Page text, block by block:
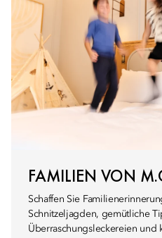
FAMILIEN VON
Schaffen Sie
Schnitzeljagden, gemütliche
Überraschungsleckereien und